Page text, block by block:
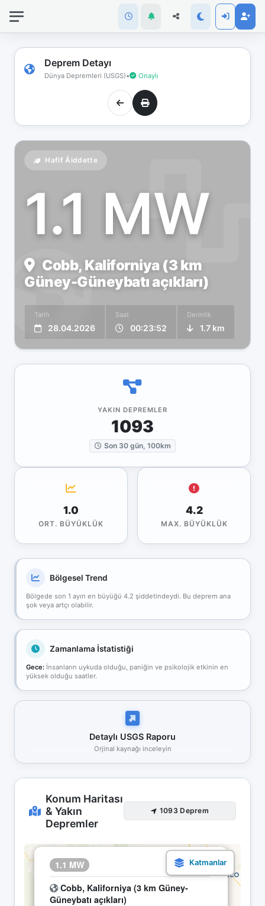
Deprem Detayı
Dünya Depremleri (USGS)• Onaylı
Hafif Åiddette
1.1 MW
Cobb, Kaliforniya (3 km
Güney-Güneybatı açıkları)
Tarih
28.04.2026
Saat
00:23:52
Derinlik
1.7 km
YAKIN DEPREMLER
1093
Son 30 gün, 100km
1.0
ORT. BÜYÜKLÜK
4.2
MAX. BÜYÜKLÜK
Bölgesel Trend
Bölgede son 1 ayın en büyüğü 4.2 şiddetindeydi. Bu deprem ana
şok veya artçı olabilir.
Zamanlama İstatistiği
Gece: İnsanların uykuda olduğu, paniğin ve psikolojik etkinin en
yüksek olduğu saatler.
Detaylı USGS Raporu
Orjinal kaynağı inceleyin
Konum Haritası
& Yakın
Depremler
1093 Deprem
1.1 MW 28.04 00:23
Cobb, Kaliforniya (3 km Güney-
Güneybatı açıkları)
×
bağlantınız
koptu!
Çevrimdışı
moddasınız.